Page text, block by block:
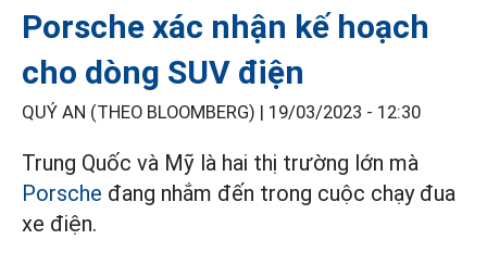
Porsche xác nhận kế hoạch
cho dòng SUV điện
QUÝ AN (THEO BLOOMBERG) | 19/03/2023 - 12:30
Trung Quốc và Mỹ là hai thị trường lớn mà
Porsche đang nhắm đến trong cuộc chạy đua
xe điện.